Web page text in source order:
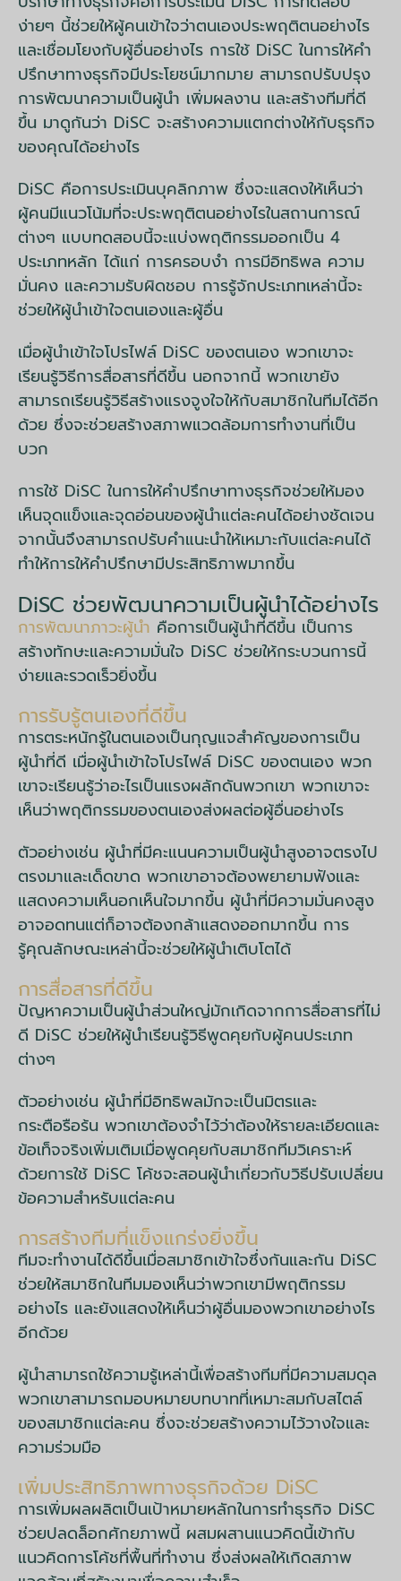
ง่ายๆ นี้ช่วยให้ผู้คนเข้าใจว่าตนเองประพฤติตนอย่างไร
และเชื่อมโยงกับผู้อื่นอย่างไร การใช้ DiSC ในการให้คำ
ปรึกษาทางธุรกิจมีประโยชน์มากมาย สามารถปรับปรุง
การพัฒนาความเป็นผู้นำ เพิ่มผลงาน และสร้างทีมที่ดี
ขึ้น มาดูกันว่า DiSC จะสร้างความแตกต่างให้กับธุรกิจ
ของคุณได้อย่างไร
DiSC คือการประเมินบุคลิกภาพ ซึ่งจะแสดงให้เห็นว่า
ผู้คนมีแนวโน้มที่จะประพฤติตนอย่างไรในสถานการณ์
ต่างๆ แบบทดสอบนี้จะแบ่งพฤติกรรมออกเป็น 4
ประเภทหลัก ได้แก่ การครอบงำ การมีอิทธิพล ความ
มั่นคง และความรับผิดชอบ การรู้จักประเภทเหล่านี้จะ
ช่วยให้ผู้นำเข้าใจตนเองและผู้อื่น
เมื่อผู้นำเข้าใจโปรไฟล์ DiSC ของตนเอง พวกเขาจะ
เรียนรู้วิธีการสื่อสารที่ดีขึ้น นอกจากนี้ พวกเขายัง
สามารถเรียนรู้วิธีสร้างแรงจูงใจให้กับสมาชิกในทีมได้อีก
ด้วย ซึ่งจะช่วยสร้างสภาพแวดล้อมการทำงานที่เป็น
บวก
การใช้ DiSC ในการให้คำปรึกษาทางธุรกิจช่วยให้มอง
เห็นจุดแข็งและจุดอ่อนของผู้นำแต่ละคนได้อย่างชัดเจน
จากนั้นจึงสามารถปรับคำแนะนำให้เหมาะกับแต่ละคนได้
ทำให้การให้คำปรึกษามีประสิทธิภาพมากขึ้น
DiSC ช่วยพัฒนาความเป็นผู้นำได้อย่างไร
การพัฒนาภาวะผู้นำ คือการเป็นผู้นำที่ดีขึ้น เป็นการ
สร้างทักษะและความมั่นใจ DiSC ช่วยให้กระบวนการนี้
ง่ายและรวดเร็วยิ่งขึ้น
การรับรู้ตนเองที่ดีขึ้น
การตระหนักรู้ในตนเองเป็นกุญแจสำคัญของการเป็น
ผู้นำที่ดี เมื่อผู้นำเข้าใจโปรไฟล์ DiSC ของตนเอง พวก
เขาจะเรียนรู้ว่าอะไรเป็นแรงผลักดันพวกเขา พวกเขาจะ
เห็นว่าพฤติกรรมของตนเองส่งผลต่อผู้อื่นอย่างไร
ตัวอย่างเช่น ผู้นำที่มีคะแนนความเป็นผู้นำสูงอาจตรงไป
ตรงมาและเด็ดขาด พวกเขาอาจต้องพยายามฟังและ
แสดงความเห็นอกเห็นใจมากขึ้น ผู้นำที่มีความมั่นคงสูง
อาจอดทนแต่ก็อาจต้องกล้าแสดงออกมากขึ้น การ
รู้คุณลักษณะเหล่านี้จะช่วยให้ผู้นำเติบโตได้
การสื่อสารที่ดีขึ้น
ปัญหาความเป็นผู้นำส่วนใหญ่มักเกิดจากการสื่อสารที่ไม่
ดี DiSC ช่วยให้ผู้นำเรียนรู้วิธีพูดคุยกับผู้คนประเภท
ต่างๆ
ตัวอย่างเช่น ผู้นำที่มีอิทธิพลมักจะเป็นมิตรและ
กระตือรือร้น พวกเขาต้องจำไว้ว่าต้องให้รายละเอียดและ
ข้อเท็จจริงเพิ่มเติมเมื่อพูดคุยกับสมาชิกทีมวิเคราะห์
ด้วยการใช้ DiSC โค้ชจะสอนผู้นำเกี่ยวกับวิธีปรับเปลี่ยน
ข้อความสำหรับแต่ละคน
การสร้างทีมที่แข็งแกร่งยิ่งขึ้น
ทีมจะทำงานได้ดีขึ้นเมื่อสมาชิกเข้าใจซึ่งกันและกัน DiSC
ช่วยให้สมาชิกในทีมมองเห็นว่าพวกเขามีพฤติกรรม
อย่างไร และยังแสดงให้เห็นว่าผู้อื่นมองพวกเขาอย่างไร
อีกด้วย
ผู้นำสามารถใช้ความรู้เหล่านี้เพื่อสร้างทีมที่มีความสมดุล
พวกเขาสามารถมอบหมายบทบาทที่เหมาะสมกับสไตล์
ของสมาชิกแต่ละคน ซึ่งจะช่วยสร้างความไว้วางใจและ
ความร่วมมือ
เพิ่มประสิทธิภาพทางธุรกิจด้วย DiSC
การเพิ่มผลผลิตเป็นเป้าหมายหลักในการทำธุรกิจ DiSC
ช่วยปลดล็อกศักยภาพนี้ ผสมผสานแนวคิดนี้เข้ากับ
แนวคิดการโค้ชที่พื้นที่ทำงาน ซึ่งส่งผลให้เกิดสภาพ